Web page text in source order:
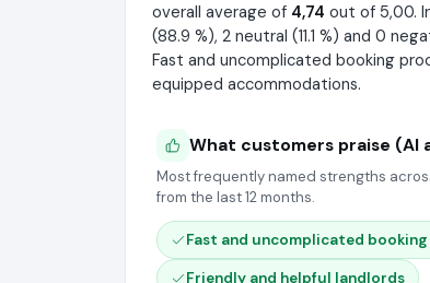
overall average of 4,74 out of 5,00.
(88.9 %), 2 neutral (11.1 %) and 0
Fast and uncomplicated booking
equipped accommodations.
What customers praise (AI
Most frequently named strengths
from the last 12 months.
Fast and uncomplicated
Friendly and helpful landlords